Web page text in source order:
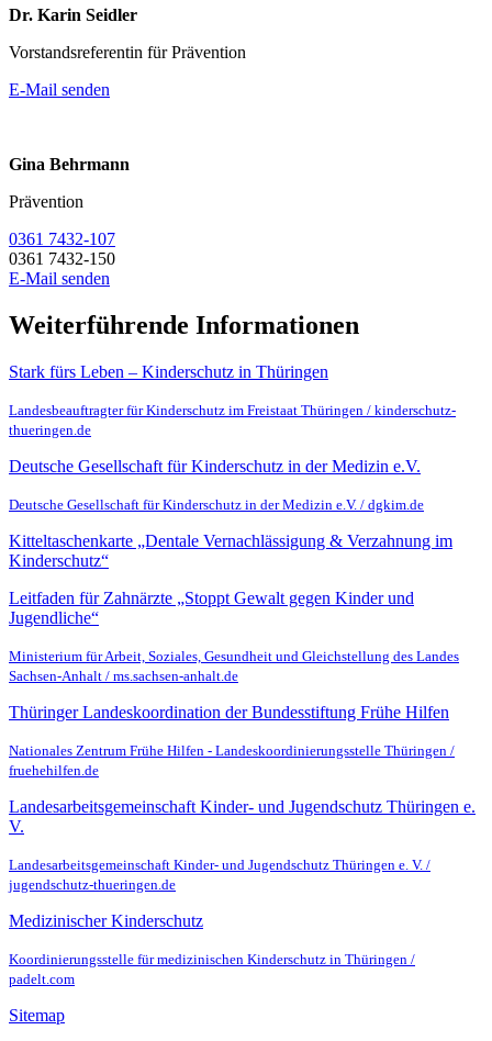
Dr. Karin Seidler
Vorstandsreferentin für Prävention
E-Mail senden
Gina Behrmann
Prävention
0361 7432-107
0361 7432-150
E-Mail senden
Weiterführende Informationen
Stark fürs Leben – Kinderschutz in Thüringen
Landesbeauftragter für Kinderschutz im Freistaat Thüringen / kinderschutz-
thueringen.de
Deutsche Gesellschaft für Kinderschutz in der Medizin e.V.
Deutsche Gesellschaft für Kinderschutz in der Medizin e.V. / dgkim.de
Kitteltaschenkarte „Dentale Vernachlässigung & Verzahnung im
Kinderschutz“
Leitfaden für Zahnärzte „Stoppt Gewalt gegen Kinder und
Jugendliche“
Ministerium für Arbeit, Soziales, Gesundheit und Gleichstellung des Landes
Sachsen-Anhalt / ms.sachsen-anhalt.de
Thüringer Landeskoordination der Bundesstiftung Frühe Hilfen
Nationales Zentrum Frühe Hilfen - Landeskoordinierungsstelle Thüringen /
fruehehilfen.de
Landesarbeitsgemeinschaft Kinder- und Jugendschutz Thüringen e.
V.
Landesarbeitsgemeinschaft Kinder- und Jugendschutz Thüringen e. V. /
jugendschutz-thueringen.de
Medizinischer Kinderschutz
Koordinierungsstelle für medizinischen Kinderschutz in Thüringen /
padelt.com
Sitemap